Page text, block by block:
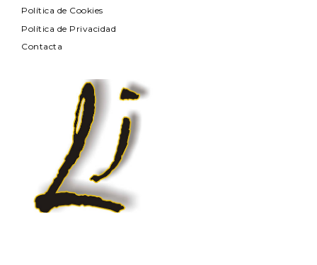
Política de Cookies
Política de Privacidad
Contacta